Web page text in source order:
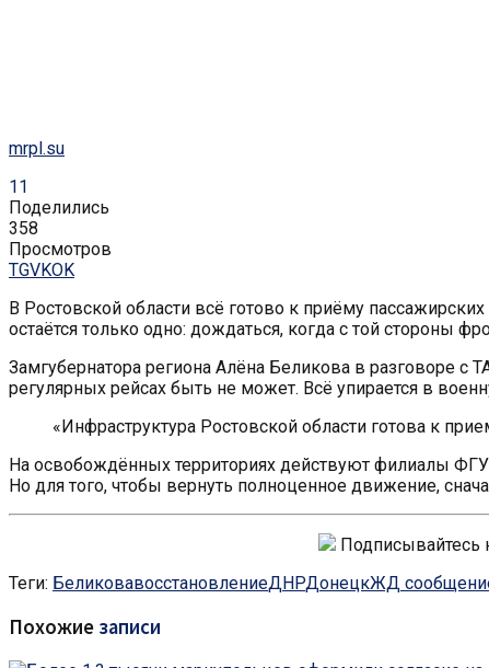
mrpl.su
11
Поделились
358
Просмотров
TGVKOK
В Ростовской области всё готово к приёму
остаётся только одно: дождаться, когда с той стороны
Замгубернатора региона Алёна Беликова в разговоре с
регулярных рейсах быть не может. Всё упирается в
«Инфраструктура Ростовской области готова к
На освобождённых территориях действуют филиалы
Но для того, чтобы вернуть полноценное движение,
Подписывайтесь
Теги: БеликовавосстановлениеДНРДонецкЖД
Похожие записи